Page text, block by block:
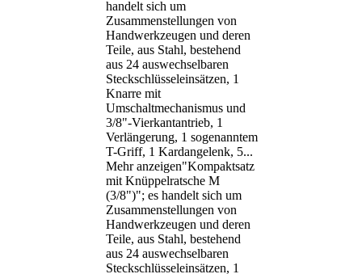
handelt sich um
Zusammenstellungen von
Handwerkzeugen und deren
Teile, aus Stahl, bestehend
aus 24 auswechselbaren
Steckschlüsseleinsätzen, 1
Knarre mit
Umschaltmechanismus und
3/8"-Vierkantantrieb, 1
Verlängerung, 1 sogenanntem
T-Griff, 1 Kardangelenk, 5...
Mehr anzeigen"Kompaktsatz
mit Knüppelratsche M
(3/8")"; es handelt sich um
Zusammenstellungen von
Handwerkzeugen und deren
Teile, aus Stahl, bestehend
aus 24 auswechselbaren
Steckschlüsseleinsätzen, 1